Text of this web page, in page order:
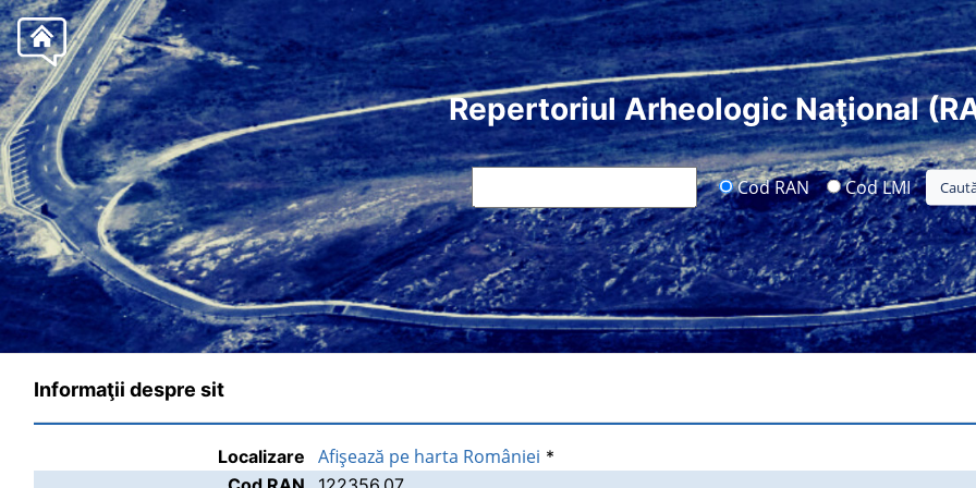
Repertoriul Arheologic Naţional
Cod RAN Cod LMI
Informaţii despre sit
Localizare Afişează pe harta României *